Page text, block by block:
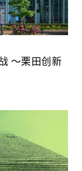
～栗田创新